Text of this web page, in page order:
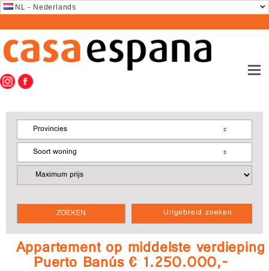
NL - Nederlands
Uitgebreid zoeken
Provincies
Soort woning
Appartement op middelste verdieping
Puerto Banús € 1.250.000,-